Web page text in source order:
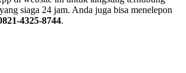
siaga 24 jam. Anda juga bisa menelepon
4325-8744.